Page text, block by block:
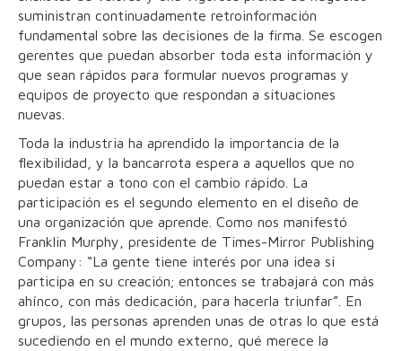
suministran continuadamente retroinformación
fundamental sobre las decisiones de la firma. Se escogen
gerentes que puedan absorber toda esta información y
que sean rápidos para formular nuevos programas y
equipos de proyecto que respondan a situaciones
nuevas.
Toda la industria ha aprendido la importancia de la
flexibilidad, y la bancarrota espera a aquellos que no
puedan estar a tono con el cambio rápido. La
participación es el segundo elemento en el diseño de
una organización que aprende. Como nos manifestó
Franklin Murphy, presidente de Times-Mirror Publishing
Company: “La gente tiene interés por una idea si
participa en su creación; entonces se trabajará con más
ahínco, con más dedicación, para hacerla triunfar”. En
grupos, las personas aprenden unas de otras lo que está
sucediendo en el mundo externo, qué merece la